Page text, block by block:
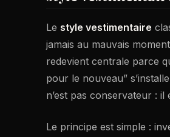
Le style vestimentaire
jamais au mauvais
redevient centrale parce
pour le nouveau”
n’est pas conservateur : il
Le principe est simple :